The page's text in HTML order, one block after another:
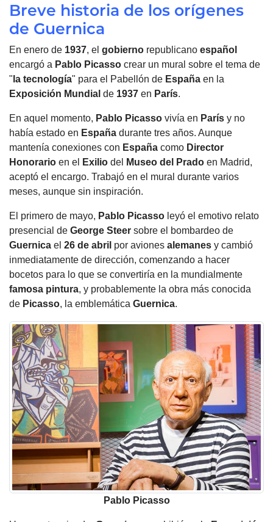
Breve historia de los orígenes
de Guernica
En enero de 1937, el gobierno republicano español
encargó a Pablo Picasso crear un mural sobre el tema de
" la tecnología" para el Pabellón de España en la
Exposición Mundial de 1937 en París.
En aquel momento, Pablo Picasso vivía en París y no
había estado en España durante tres años. Aunque
mantenía conexiones con España como Director
Honorario en el Exilio del Museo del Prado en Madrid,
aceptó el encargo. Trabajó en el mural durante varios
meses, aunque sin inspiración.
El primero de mayo, Pablo Picasso leyó el emotivo relato
presencial de George Steer sobre el bombardeo de
Guernica el 26 de abril por aviones alemanes y cambió
inmediatamente de dirección, comenzando a hacer
bocetos para lo que se convertiría en la mundialmente
famosa pintura, y probablemente la obra más conocida
de Picasso, la emblemática Guernica.
Pablo Picasso